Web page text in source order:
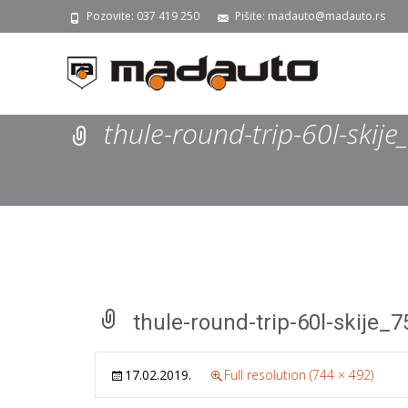
Pozovite: 037 419 250 Pišite: madauto@madauto.rs
thule-round-trip-60l-
thule-round-trip-60l-
17.02.2019. Full resolution (744 × 492)